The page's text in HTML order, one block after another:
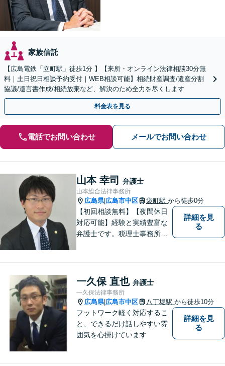
家族信託
【広島電鉄「立町駅」徒歩1分 】【来所・オンライン法律相談30分無
料｜土日祝日相談予約受付｜WEB相談可能】相続財産調査/遺産分割
協議/遺言書作成/相続放棄など、解決のため全力を尽くします
料金表を見る
電話でお問い合わせ メールでお問い合わせ
山本 幸司 弁護士
山本総合法律事務所
広島県| 広島市中区 袋町駅 から徒歩0分
【初回相談無料】【夜間休日
対応可能】経験と実績豊富な
弁護士です。税理士事務所と
ての一番の喜びです。依頼者
の方の気持ちに寄り添い誠実
に対応することを心がけてい
ます。
詳細を見
る
一久保 直也 弁護士
一久保法律事務所
広島県| 広島市中区 八丁堀駅 から徒歩10分
フットワーク軽く対応するこ
と、できるだけ話しやすい雰
囲気を心掛けています
詳細を見
る